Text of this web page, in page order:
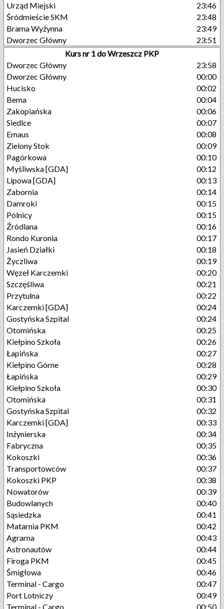
Urząd Miejski
23:46
Śródmieście SKM
23:48
Brama Wyżynna
23:49
Dworzec Główny
23:51
Kurs nr 1 do Wrzeszcz PKP
Dworzec Główny
23:58
Dworzec Główny
00:00
Hucisko
00:02
Bema
00:04
Zakopiańska
00:06
Siedlce
00:07
Emaus
00:08
Zielony Stok
00:09
Pagórkowa
00:10
Myśliwska [GDA]
00:12
Lipowa [GDA]
00:13
Zabornia
00:14
Damroki
00:15
Pólnicy
00:15
Źródlana
00:16
Rondo Kuronia
00:17
Jasień Działki
00:18
Życzliwa
00:19
Węzeł Karczemki
00:20
Szczęśliwa
00:21
Przytulna
00:22
Karczemki [GDA]
00:24
Gostyńska Szpital
00:24
Otomińska
00:25
Kiełpino Szkoła
00:26
Łapińska
00:27
Kiełpino Górne
00:28
Łapińska
00:29
Kiełpino Szkoła
00:30
Otomińska
00:31
Gostyńska Szpital
00:32
Karczemki [GDA]
00:33
Inżynierska
00:34
Fabryczna
00:35
Kokoszki
00:36
Transportowców
00:37
Kokoszki PKP
00:38
Nowatorów
00:39
Budowlanych
00:40
Sąsiedzka
00:41
Matarnia PKM
00:42
Agrarna
00:43
Astronautów
00:44
Firoga PKM
00:45
Śmigłowa
00:46
Terminal - Cargo
00:47
Port Lotniczy
00:49
Terminal - Cargo
00:50